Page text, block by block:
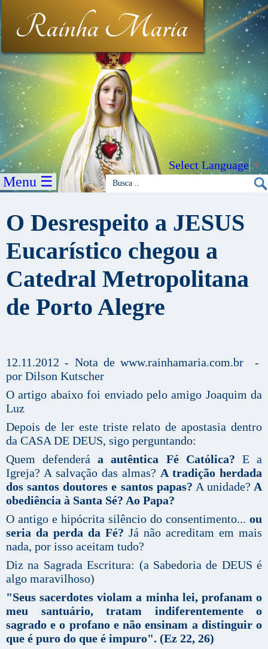
Rainha Maria
Select Language ▼
Menu ☰
O Desrespeito a JESUS
Eucarístico chegou a
Catedral Metropolitana
de Porto Alegre
12.11.2012 - Nota de www.rainhamaria.com.br -
por Dilson Kutscher
O artigo abaixo foi enviado pelo amigo Joaquim da
Luz
Depois de ler este triste relato de apostasia dentro
da CASA DE DEUS, sigo perguntando:
Quem defenderáa autêntica Fé Católica? E a
Igreja? A salvação das almas? A tradição herdada
dos santos doutores e santos papas? A unidade? A
obediência à Santa Sé? Ao Papa?
O antigo e hipócrita silêncio do consentimento... ou
seria da perda da Fé? Já não acreditam em mais
nada, por isso aceitam tudo?
Diz na Sagrada Escritura: (a Sabedoria de DEUS é
algo maravilhoso)
"Seus sacerdotes violam a minha lei, profanam o
meu santuário, tratam indiferentemente o
sagrado e o profano e não ensinam a distinguir o
que é puro do que é impuro". (Ez 22, 26)